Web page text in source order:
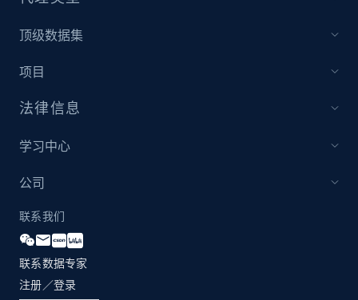
顶级数据集
项目
法律信息
学习中心
公司
联系我们
联系数据专家
注册／登录